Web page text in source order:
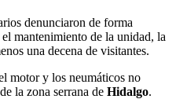
denunciaron de forma
mantenimiento de la unidad, la
una decena de visitantes.
motor y los neumáticos no
la zona serrana de Hidalgo.